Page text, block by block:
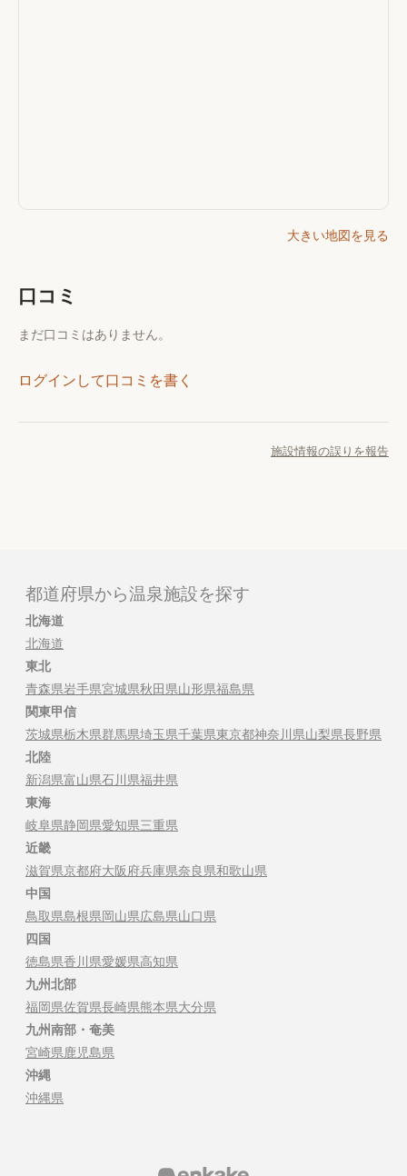
大きい地図を見る
口コミ
まだ口コミはありません。
ログインして口コミを書く
施設情報の誤りを報告
都道府県から温泉施設を探す
北海道
北海道
東北
青森県岩手県宮城県秋田県山形県福島県
関東甲信
茨城県栃木県群馬県埼玉県千葉県東京都神奈川県山梨県長野県
北陸
新潟県富山県石川県福井県
東海
岐阜県静岡県愛知県三重県
近畿
滋賀県京都府大阪府兵庫県奈良県和歌山県
中国
鳥取県島根県岡山県広島県山口県
四国
徳島県香川県愛媛県高知県
九州北部
福岡県佐賀県長崎県熊本県大分県
九州南部・奄美
宮崎県鹿児島県
沖縄
沖縄県